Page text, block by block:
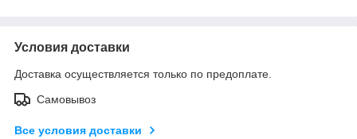
Условия доставки
Доставка осуществляется только по предоплате.
Самовывоз
Все условия доставки